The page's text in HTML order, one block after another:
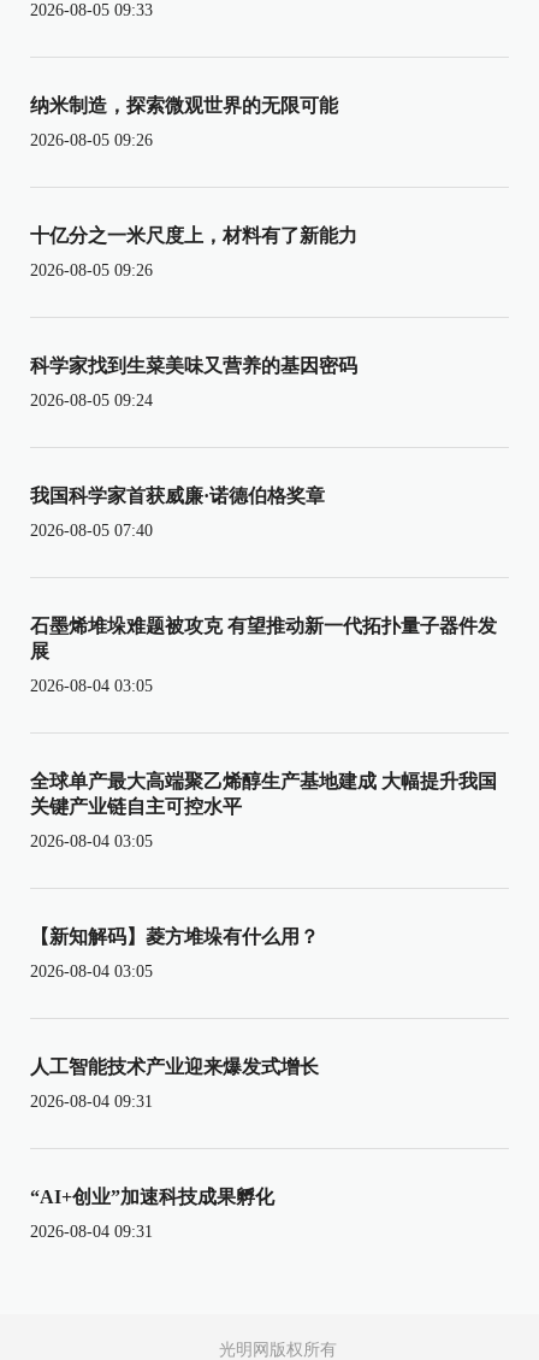
2026-08-05 09:33
纳米制造，探索微观世界的无限可能
2026-08-05 09:26
十亿分之一米尺度上，材料有了新能力
2026-08-05 09:26
科学家找到生菜美味又营养的基因密码
2026-08-05 09:24
我国科学家首获威廉·诺德伯格奖章
2026-08-05 07:40
石墨烯堆垛难题被攻克 有望推动新一代拓扑量子器件发
展
2026-08-04 03:05
全球单产最大高端聚乙烯醇生产基地建成 大幅提升我国
关键产业链自主可控水平
2026-08-04 03:05
【新知解码】菱方堆垛有什么用？
2026-08-04 03:05
人工智能技术产业迎来爆发式增长
2026-08-04 09:31
“AI+创业”加速科技成果孵化
2026-08-04 09:31
光明网版权所有